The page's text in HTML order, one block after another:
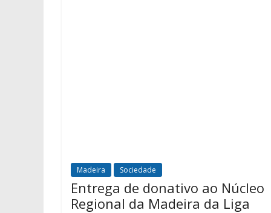
Madeira Sociedade
Entrega de donativo ao Núcleo
Regional da Madeira da Liga